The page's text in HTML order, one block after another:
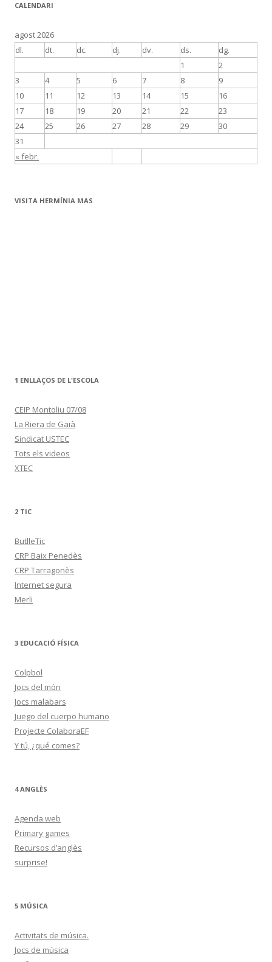
CALENDARI
agost 2026
dl.
dt. dc. dj. dv. ds. dg.
« febr.
1
2
3
4 5 6 7 8
9
10
11 12 13 14 15
16
17
18 19 20 21 22
23
24
25 26 27 28 29
30
31
VISITA HERMÍNIA MAS
1 ENLLAÇOS DE L'ESCOLA
CEIP Montoliu 07/08
La Riera de Gaià
Sindicat USTEC
Tots els videos
XTEC
2 TIC
ButlleTic
CRP Baix Penedès
CRP Tarragonès
Internet segura
Merli
3 EDUCACIÓ FÍSICA
Colpbol
Jocs del món
Jocs malabars
Juego del cuerpo humano
Projecte ColaboraEF
Y tú, ¿qué comes?
4 ANGLÈS
Agenda web
Primary games
Recursos d’anglès
surprise!
5 MÚSICA
Activitats de música.
Jocs de música